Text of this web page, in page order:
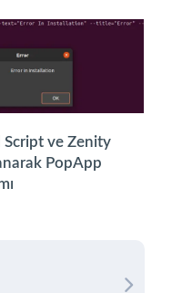
Script ve Zenity
PopApp